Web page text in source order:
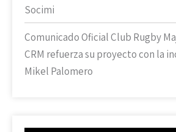
Socimi
Comunicado Oficial Club Rugby
CRM refuerza su proyecto con la
Mikel Palomero